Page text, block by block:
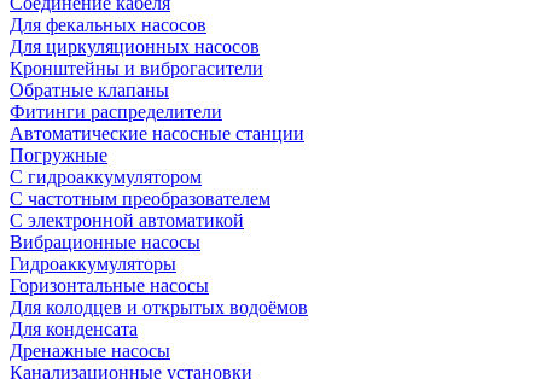
Для фекальных насосов
Для циркуляционных насосов
Кронштейны и виброгасители
Обратные клапаны
Фитинги распределители
Автоматические насосные станции
Погружные
С гидроаккумулятором
С частотным преобразователем
С электронной автоматикой
Вибрационные насосы
Гидроаккумуляторы
Горизонтальные насосы
Для колодцев и открытых водоёмов
Для конденсата
Дренажные насосы
Канализационные установки